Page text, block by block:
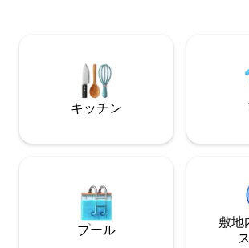
らシニアまで幅広く楽しめるアクティビ
ティが揃っています。
キッチン
プール
敷地